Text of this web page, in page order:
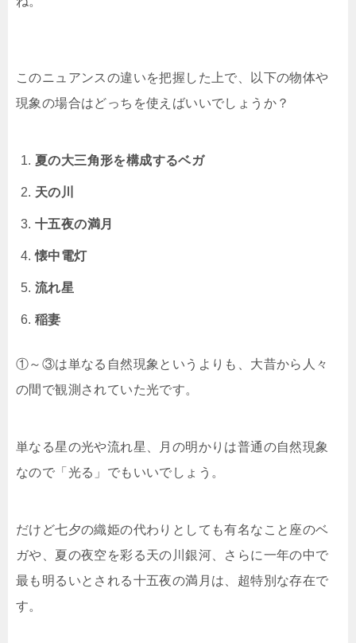
このニュアンスの違いを把握した上で、以下の物体や
現象の場合はどっちを使えばいいでしょうか？
夏の大三角形を構成するベガ
天の川
十五夜の満月
懐中電灯
流れ星
稲妻
①～③は単なる自然現象というよりも、大昔から人々
の間で観測されていた光です。
単なる星の光や流れ星、月の明かりは普通の自然現象
なので「光る」でもいいでしょう。
だけど七夕の織姫の代わりとしても有名なこと座のベ
ガや、夏の夜空を彩る天の川銀河、さらに一年の中で
最も明るいとされる十五夜の満月は、超特別な存在で
す。